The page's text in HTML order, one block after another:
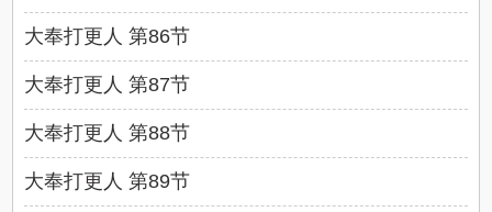
大奉打更人 第86节
大奉打更人 第87节
大奉打更人 第88节
大奉打更人 第89节